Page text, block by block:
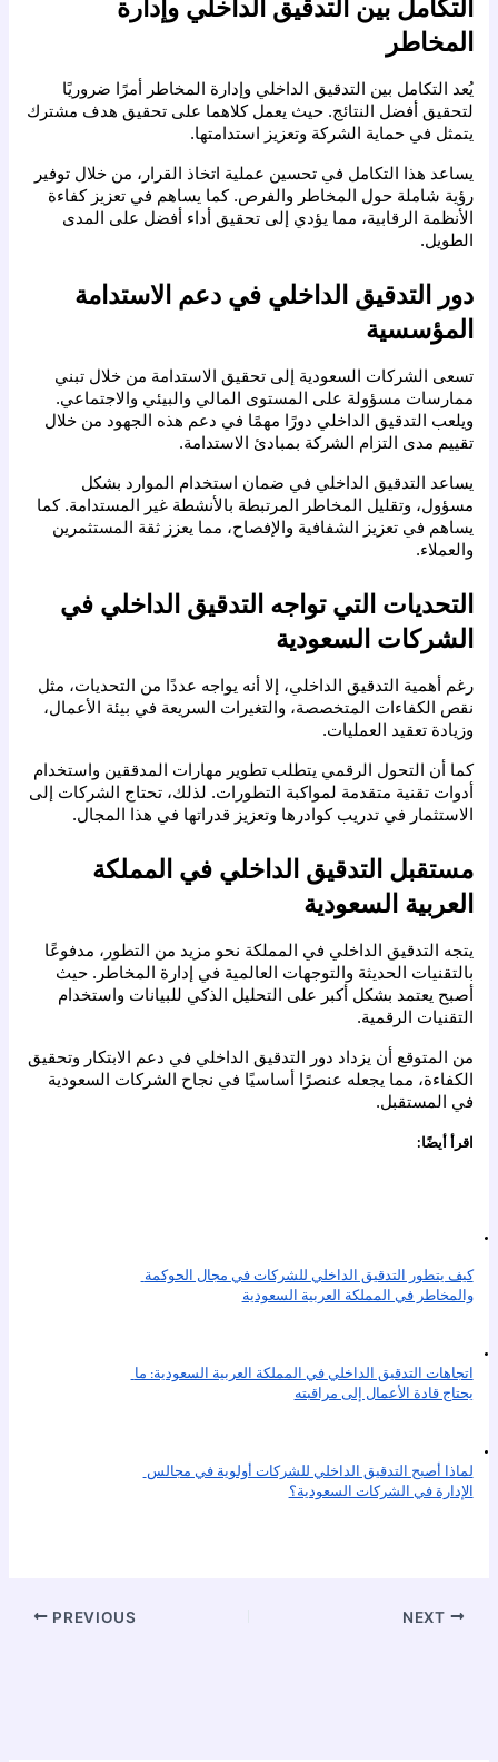
المخاطر
يتمثل في حماية الشركة وتعزيز استدامتها.
الطويل.
المؤسسية
تقييم مدى التزام الشركة بمبادئ الاستدامة.
والعملاء.
الشركات السعودية
وزيادة تعقيد العمليات.
الاستثمار في تدريب كوادرها وتعزيز قدراتها في هذا المجال.
العربية السعودية
التقنيات الرقمية.
في المستقبل.
اقرأ أيضًا:
والمخاطر في المملكة العربية السعودية
يحتاج قادة الأعمال إلى مراقبته
الإدارة في الشركات السعودية؟
PREVIOUS NEXT